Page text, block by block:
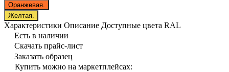
Оранжевая.
Желтая.
Характеристики Описание Доступные цвета RAL
Есть в наличии
Скачать прайс-лист
Заказать образец
Купить можно на маркетплейсах: